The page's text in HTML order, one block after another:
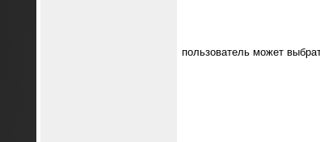
пользователь может